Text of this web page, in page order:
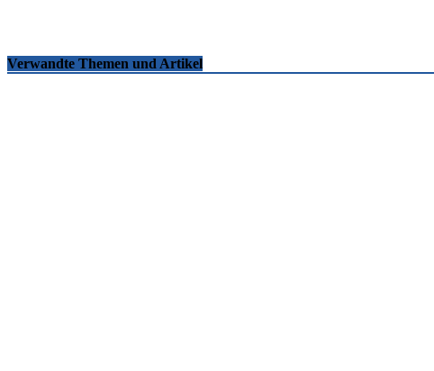
Verwandte Themen und Artikel